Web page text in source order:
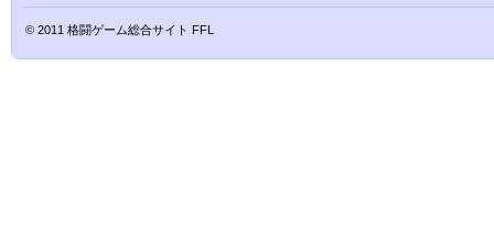
© 2011 格闘ゲーム総合サイト FFL